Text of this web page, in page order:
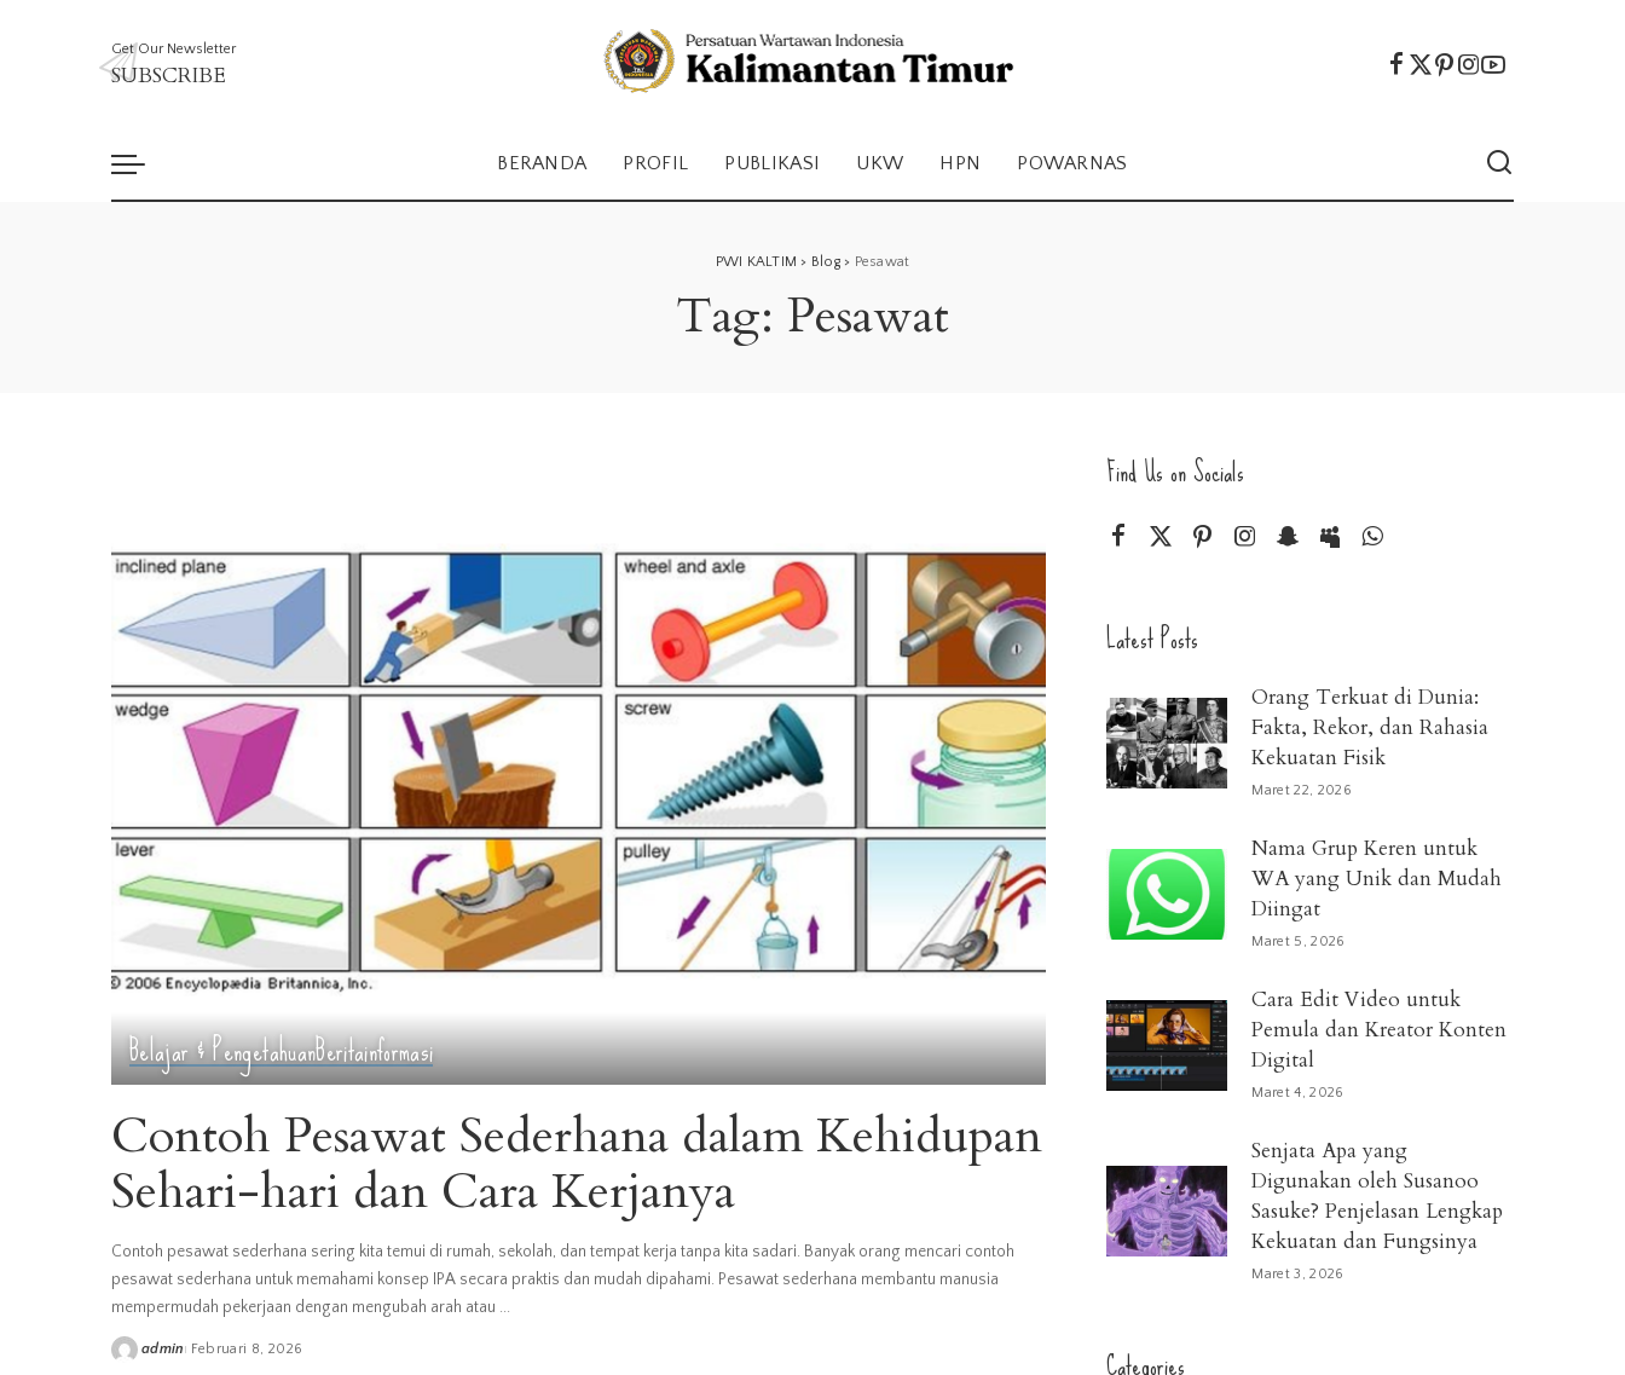
Get Our Newsletter
SUBSCRIBE
BERANDA PROFIL PUBLIKASI UKW HPN POWARNAS
PWI KALTIM > Blog> Pesawat
Tag: Pesawat
Belajar & PengetahuanBeritainformasi
Contoh Pesawat Sederhana dalam Kehidupan
Sehari-hari dan Cara Kerjanya
Contoh pesawat sederhana sering kita temui di rumah, sekolah, dan tempat kerja tanpa kita sadari. Banyak orang mencari contoh
pesawat sederhana untuk memahami konsep IPA secara praktis dan mudah dipahami. Pesawat sederhana membantu manusia
mempermudah pekerjaan dengan mengubah arah atau ...
Posted
admin Februari 8, 2026
Find Us on Socials
Latest Posts
Orang Terkuat di Dunia:
Fakta, Rekor, dan Rahasia
Kekuatan Fisik
Maret 22, 2026
Nama Grup Keren untuk
WA yang Unik dan Mudah
Diingat
Maret 5, 2026
Cara Edit Video untuk
Pemula dan Kreator Konten
Digital
Maret 4, 2026
Senjata Apa yang
Digunakan oleh Susanoo
Sasuke? Penjelasan Lengkap
Kekuatan dan Fungsinya
Maret 3, 2026